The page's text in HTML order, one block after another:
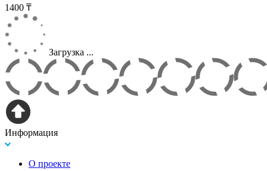
1400 ₸
Загрузка ...
Информация
О проекте